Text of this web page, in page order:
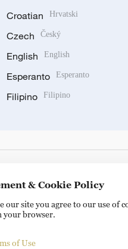
Croatian Hrvatski
Czech Český
English English
Esperanto Esperanto
Filipino Filipino
京ICP备20000184号
& Cookie Policy
our site you agree to our use of
your browser.
of Use